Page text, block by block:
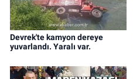
Devrek'te kamyon dereye
yuvarlandı. Yaralı var.